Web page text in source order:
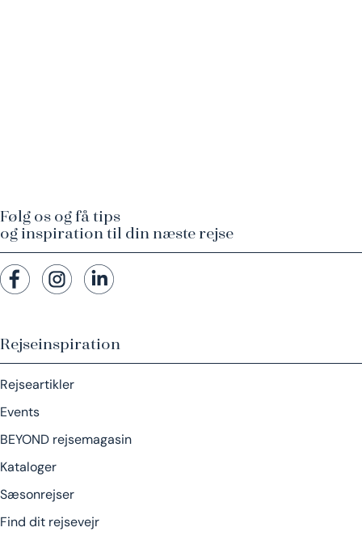
Rejseinspiration
Rejseartikler
Events
BEYOND rejsemagasin
Kataloger
Sæsonrejser
Find dit rejsevejr
Følg os og få tips
og inspiration til din næste rejse